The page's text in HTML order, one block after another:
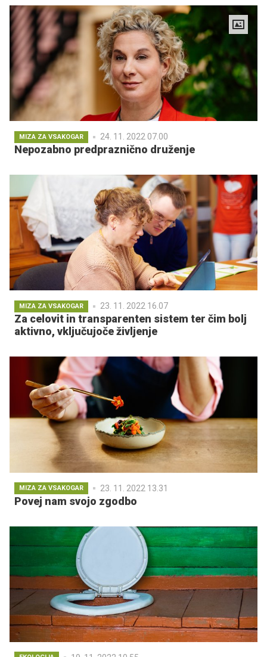
MIZA ZA VSAKOGAR 24. 11. 2022 07.00
Nepozabno predpraznično druženje
MIZA ZA VSAKOGAR 23. 11. 2022 16.07
Za celovit in transparenten sistem ter čim bolj
aktivno, vključujoče življenje
MIZA ZA VSAKOGAR 23. 11. 2022 13.31
Povej nam svojo zgodbo